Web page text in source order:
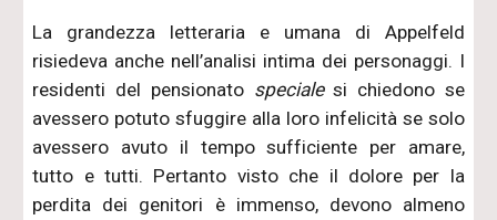
La grandezza letteraria e umana di Appelfeld
risiedeva anche nell’analisi intima dei personaggi. I
residenti del pensionato specialesi chiedono se
avessero potuto sfuggire alla loro infelicità se solo
avessero avuto il tempo sufficiente per amare,
tutto e tutti. Pertanto visto che il dolore per la
perdita dei genitori è immenso, devono almeno